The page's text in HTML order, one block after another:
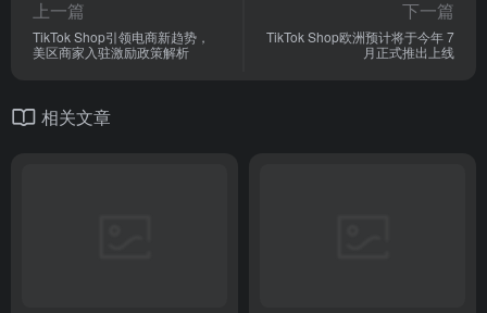
上一篇
TikTok Shop引领电商新趋势，
美区商家入驻激励政策解析
下一篇
TikTok Shop欧洲预计将于今年 7
月正式推出上线
相关文章